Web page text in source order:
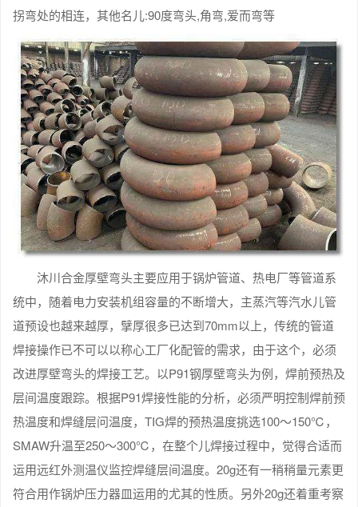
拐弯处的相连，其他名儿:90度弯头,角弯,爱而弯等
沐川合金厚壁弯头主要应用于锅炉管道、热电厂等管道系
统中，随着电力安装机组容量的不断增大，主蒸汽等汽水儿管
道预设也越来越厚，擘厚很多已达到70mm以上，传统的管道
焊接操作已不可以以称心工厂化配管的需求，由于这个，必须
改进厚壁弯头的焊接工艺。以P91钢厚壁弯头为例，焊前预热及
层间温度跟踪。根据P91焊接性能的分析，必须严明控制焊前预
热温度和焊缝层问温度，TIG焊的预热温度挑选100～150℃，
SMAW升温至250～300℃，在整个儿焊接过程中，觉得合适而
运用远红外测温仪监控焊缝层间温度。20g还有一稍稍量元素更
符合用作锅炉压力器皿运用的尤其的性质。另外20g还着重考察